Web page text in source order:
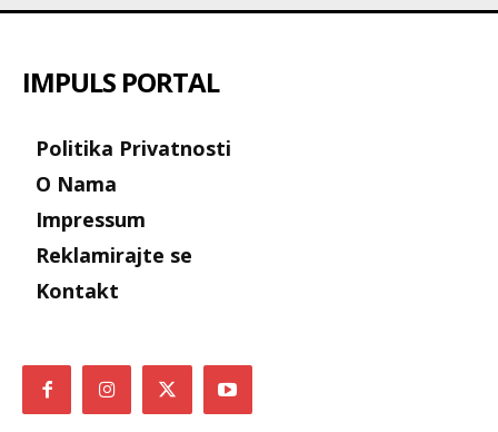
IMPULS PORTAL
Politika Privatnosti
O Nama
Impressum
Reklamirajte se
Kontakt